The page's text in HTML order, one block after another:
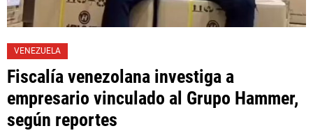
VENEZUELA
Fiscalía venezolana investiga a
empresario vinculado al Grupo Hammer,
según reportes